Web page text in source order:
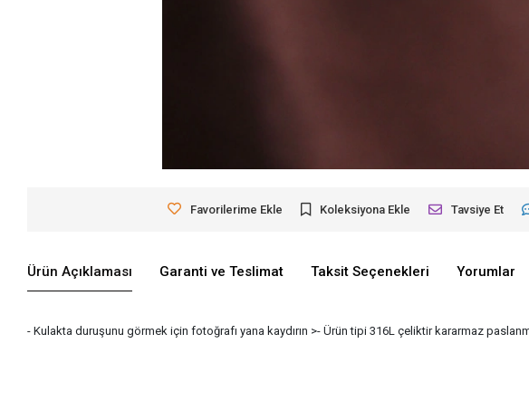
Favorilerime Ekle Koleksiyona Ekle Tavsiye Et
Ürün Açıklaması Garanti ve Teslimat Taksit Seçenekleri Yorumlar
- Kulakta duruşunu görmek için fotoğrafı yana kaydırın >- Ürün tipi 316L çeliktir kararmaz